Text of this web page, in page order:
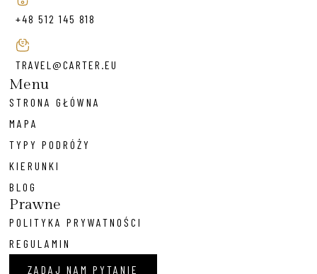
+48 512 145 818
TRAVEL@CARTER.EU
Menu
STRONA GŁÓWNA
MAPA
TYPY PODRÓŻY
KIERUNKI
BLOG
Prawne
POLITYKA PRYWATNOŚCI
REGULAMIN
ZADAJ NAM PYTANIE